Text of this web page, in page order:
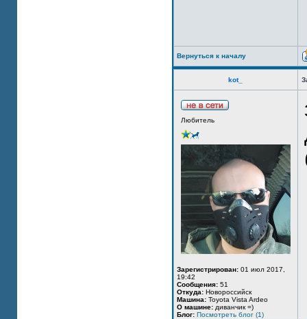
Вернуться к началу
kot_
Любитель
Зарегистрирован: 01 июл 2017,
19:42
Сообщения: 51
Откуда: Новороссийск
Машина: Toyota Vista Ardeo
О машине: диванчик =)
Блог: Посмотреть блог (1)